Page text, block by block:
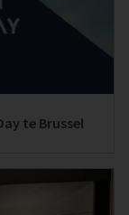
te Brussel